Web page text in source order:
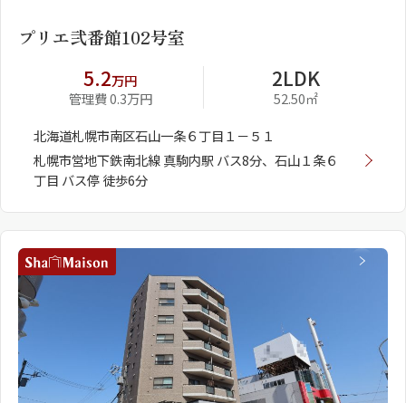
プリエ弐番館102号室
5.2万円
管理費 0.3万円
2LDK
52.50㎡
北海道札幌市南区石山一条６丁目１－５１
札幌市営地下鉄南北線 真駒内駅 バス8分、石山１条６
丁目 バス停 徒歩6分